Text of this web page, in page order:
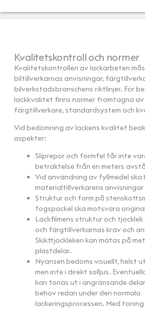
Kvalitetskontroll och normer
Kvalitetskontrollen av lackarbeten
biltillverkarnas anvisningar,
bilverkstadsbranschens riktlinjer. För
lackkvalitet finns normer framtagna
färgtillverkare, standardsystem och
Vid bedömning av lackens kvalitet
aspekter:
Sliprepor och formfel får inte
betraktelse från en meters
Vid användning av fyllmedel ska
materialtillverkarens
Struktur och form på
fogspackel ska motsvara
Lackfilmens struktur och
och färgtillverkarnas krav och
Skikttjockleken kan mätas på
plastdelar.
Nyansen bedöms visuellt, helst
men inte i direkt solljus.
kan tonas ut i angränsande
behov redan under den normala
lackeringsprocessen. Med